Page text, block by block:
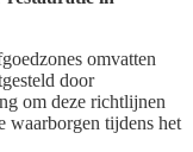
omvatten
door
om deze richtlijnen
waarborgen tijdens het